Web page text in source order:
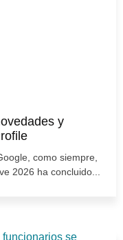
y
como siempre,
2026 ha concluido...